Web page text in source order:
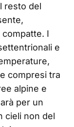
resto del
I
e
compresi tra
alpine e
per un
cieli non del